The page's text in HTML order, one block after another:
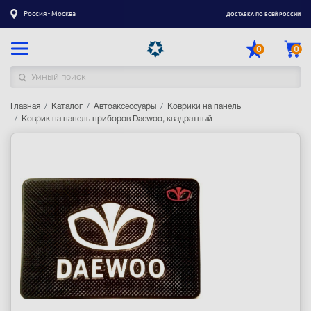
Россия - Москва ДОСТАВКА ПО ВСЕЙ РОССИИ
0 0
Каталог товаров
Оплата
Гарантия
Контакты
Акции
Главная Каталог Автоаксессуары
Коврики на панель
Коврик на панель приборов Daewoo, квадратный